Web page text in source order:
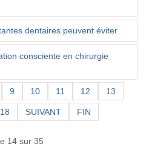
dentaires peuvent éviter
consciente en chirurgie
9 10 11 12 13
18 SUIVANT FIN
14 sur 35